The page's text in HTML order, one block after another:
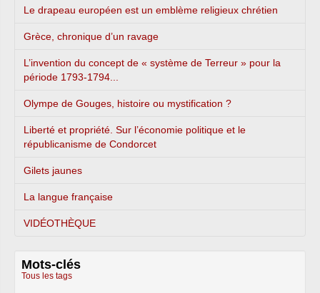
Le drapeau européen est un emblème religieux chrétien
Grèce, chronique d’un ravage
L’invention du concept de « système de Terreur » pour la
période 1793-1794...
Olympe de Gouges, histoire ou mystification ?
Liberté et propriété. Sur l’économie politique et le
républicanisme de Condorcet
Gilets jaunes
La langue française
VIDÉOTHÈQUE
Mots-clés
Tous les tags